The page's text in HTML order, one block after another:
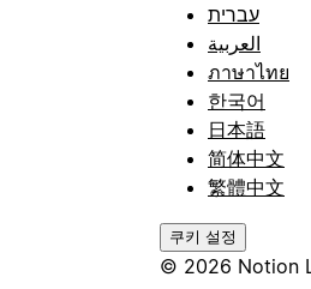
עברית
العربية
ภาษาไทย
한국어
日本語
简体中文
繁體中文
쿠키 설정
© 2026 Notion